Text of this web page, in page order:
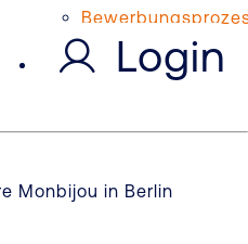
Login
Monbijou in Berlin